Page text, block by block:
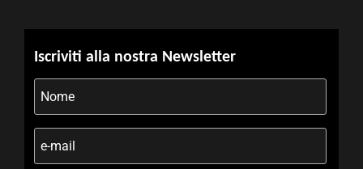
Iscriviti alla nostra Newsletter